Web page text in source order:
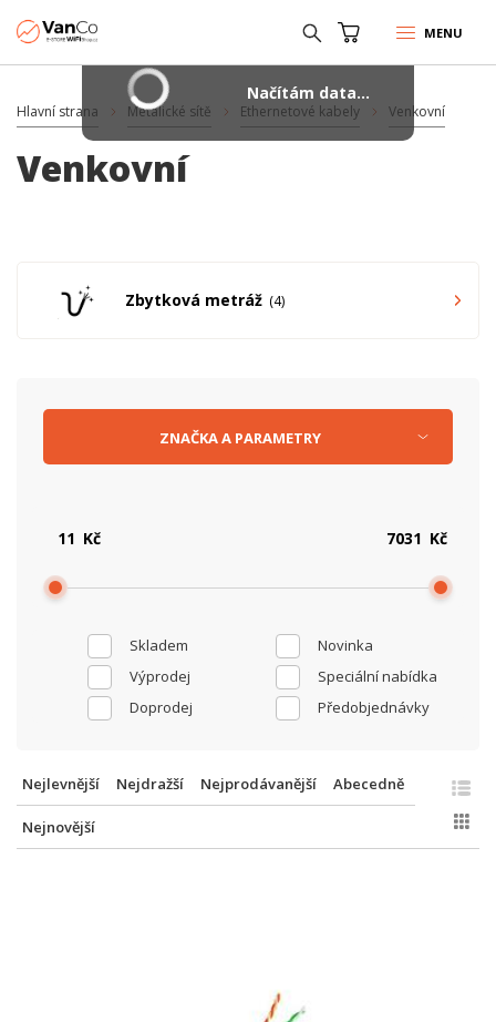
MENU
Hlavní strana Metalické sítě Ethernetové kabely Venkovní
Venkovní
Zbytková metráž 4
Skladem
Novinka
Výprodej
Speciální nabídka
Doprodej
Předobjednávky
Kč Kč
ZNAČKAA PARAMETRY
Nejlevnější Nejdražší Nejprodávanější Abecedně
Nejnovější
Načítám data...